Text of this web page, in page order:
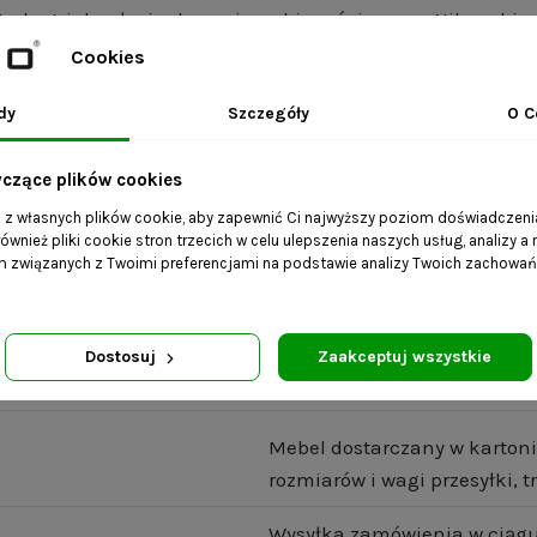
łazienka z wieszakiem ściennym Nils
W zależności od wybranego rozmiaru produkt
do 10 dni roboczych;
i wybierz dowolne wymiary.
Mebel dostarczany w
rozmiarów i wagi przesyłki,
Cookies
Szczegóły O
plików cookies
z własnych plików cookie, aby zapewnić Ci najwyższy poziom
pliki cookie stron trzecich w celu ulepszenia naszych usług, analizy a
związanych z Twoimi preferencjami na podstawie analizy Twoich
Dostosuj Zaakceptuj wszystkie